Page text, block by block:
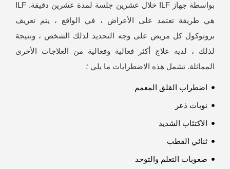
بواسطة جهاز ILF خلال عشرين جلسة لمدة عشرين دقيقة. ILF
هي طريقة تعتمد على الأعراض ، في الواقع ، يتم تعريف
بروتوكول كل مريض على وجه التحديد لذلك الشخص ، ونتيجة
لذلك ، لديه علاج أكثر فعالية وفعالية من العلاجات الأخرى
المماثلة. تشمل هذه الاضطرابات ما يلي ؛
اضطراب القلق المعمم
نوبات ذعر
الاكتئاب الشديد
ثنائي القطب
صعوبات التعلم والتوحد